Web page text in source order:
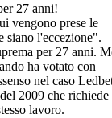
27 anni!
vengono prese le
siano l'eccezione".
per 27 anni.
ha votato con
nel caso
2009 che richiede
lavoro.